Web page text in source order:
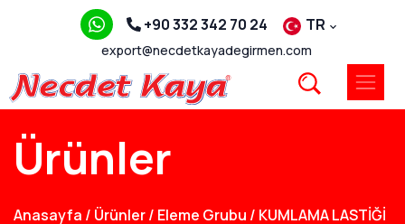
export@necdetkayadegirmen.com
+90 332 342 70 24 TR
Ürünler
Anasayfa / Ürünler/ Eleme Grubu / KUMLAMA LASTİĞİ